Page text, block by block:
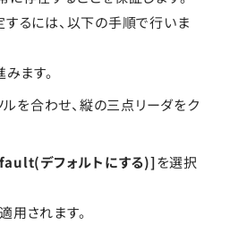
るには、以下の手順で行いま
みます。
を合わせ、縦の三点リーダをク
デフォルトにする)]を選択
用されます。